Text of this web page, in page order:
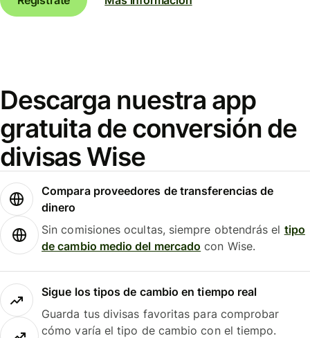
Descarga nuestra app
gratuita de conversión de
divisas Wise
Compara proveedores de transferencias de
dinero
Sin comisiones ocultas, siempre obtendrás el tipo
de cambio medio del mercado con Wise.
Sigue los tipos de cambio en tiempo real
Guarda tus divisas favoritas para comprobar
cómo varía el tipo de cambio con el tiempo.